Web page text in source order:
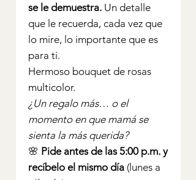
se le demuestra. Un detalle
que le recuerda, cada vez que
lo mire, lo importante que es
para ti.
Hermoso bouquet de rosas
multicolor.
¿Un regalo más… o el
momento en que mamá se
sienta la más querida?
🌸 Pide antes de las 5:00 p.m. y
recíbelo el mismo día (lunes a